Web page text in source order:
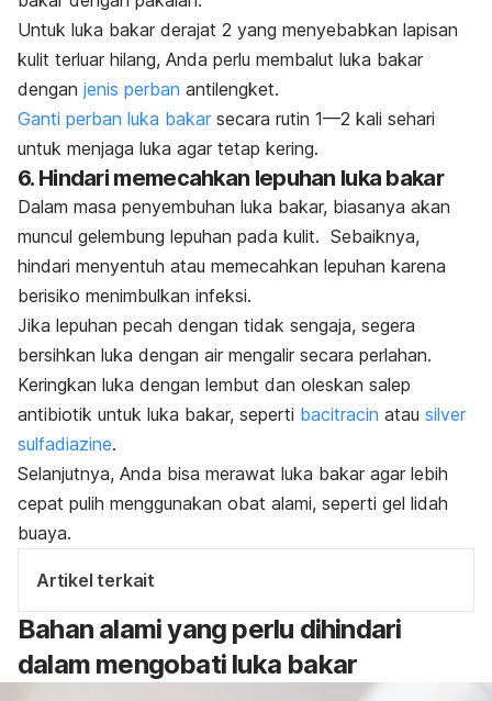
Untuk luka bakar derajat 2 yang menyebabkan lapisan
kulit terluar hilang, Anda perlu membalut luka bakar
dengan jenis perban antilengket.
Ganti perban luka bakar secara rutin 1—2 kali sehari
untuk menjaga luka agar tetap kering.
6. Hindari memecahkan lepuhan luka bakar
Dalam masa penyembuhan luka bakar, biasanya akan
muncul gelembung lepuhan pada kulit. Sebaiknya,
hindari menyentuh atau memecahkan lepuhan karena
berisiko menimbulkan infeksi.
Jika lepuhan pecah dengan tidak sengaja, segera
bersihkan luka dengan air mengalir secara perlahan.
Keringkan luka dengan lembut dan oleskan salep
antibiotik untuk luka bakar, seperti bacitracin atau silver
sulfadiazine.
Selanjutnya, Anda bisa merawat luka bakar agar lebih
cepat pulih menggunakan obat alami, seperti gel lidah
buaya.
Artikel terkait
Bahan alami yang perlu dihindari
dalam mengobati luka bakar